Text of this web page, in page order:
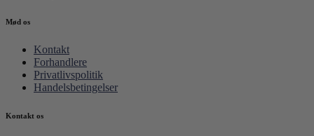
Mød os
Kontakt
Forhandlere
Privatlivspolitik
Handelsbetingelser
Kontakt os